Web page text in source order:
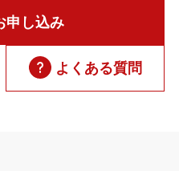
申し込み
よくある質問